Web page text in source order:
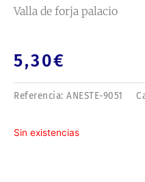
Valla de forja palacio
5,30€
Referencia: ANESTE-9051
Sin existencias